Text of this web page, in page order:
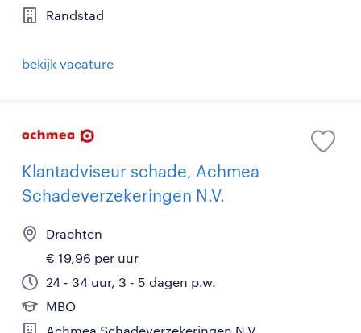
Randstad
bekijk vacature
Klantadviseur schade, Achmea
Schadeverzekeringen N.V.
Drachten
€ 19,96 per uur
24 - 34 uur, 3 - 5 dagen p.w.
MBO